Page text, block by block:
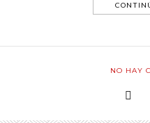
NO HAY